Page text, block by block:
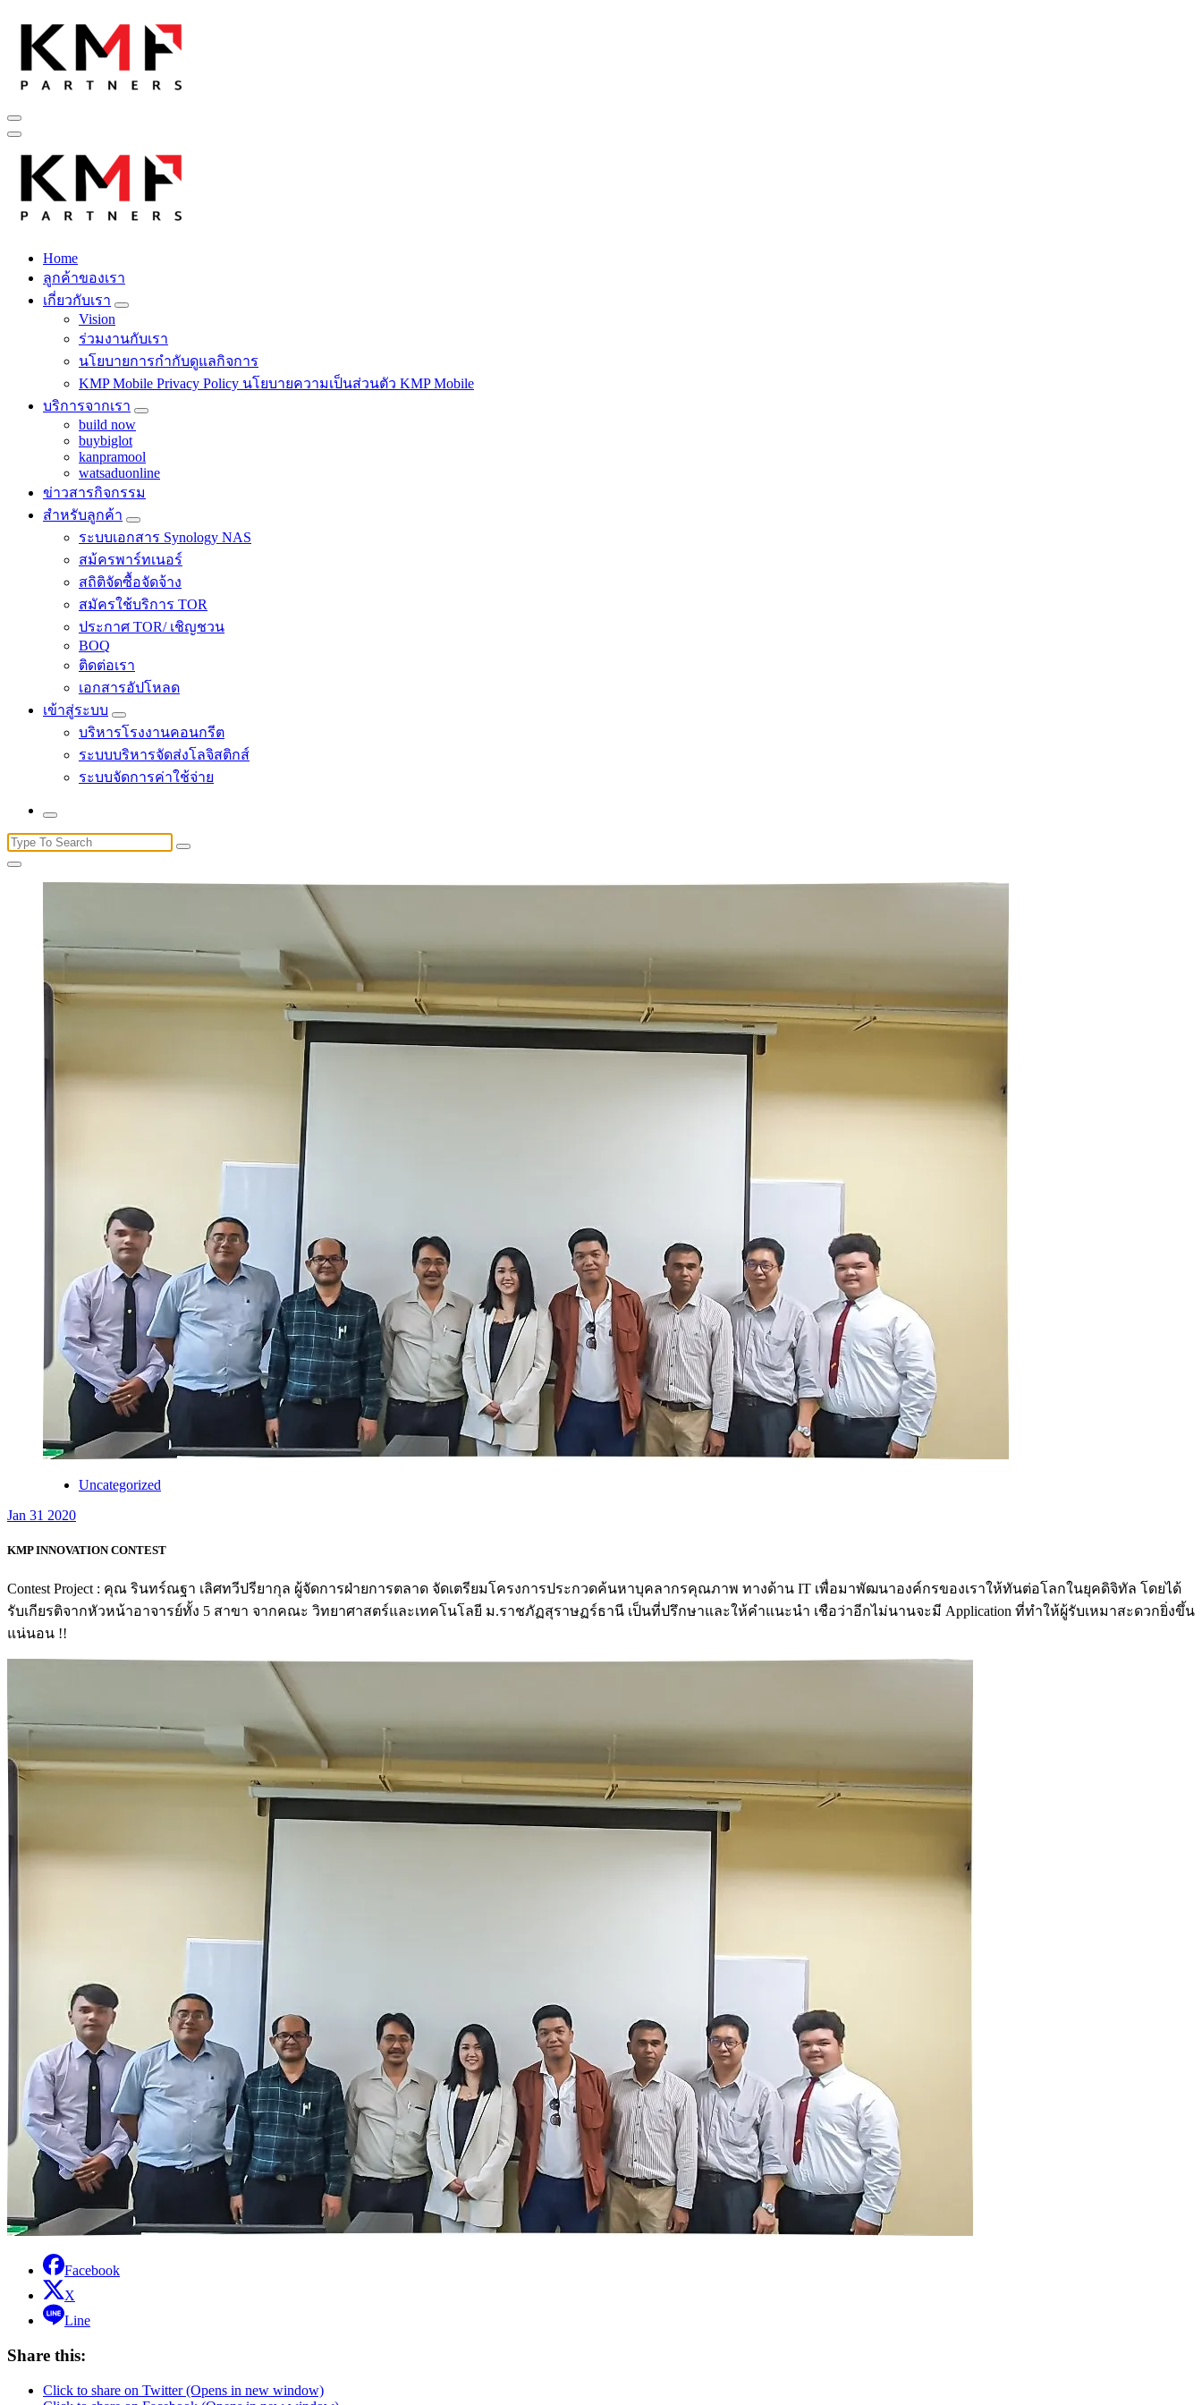
content
Fintech สำหรับวงการรับเหมาก่อสร้าง สู่อนาคตที่ดีกว่าไปพร้อมกับเรา เพราะโอกาสรอไม่ได้
Fintech สำหรับวงการรับเหมาก่อสร้าง สู่อนาคตที่ดีกว่าไปพร้อมกับเรา เพราะโอกาสรอไม่ได้
Home
ลูกค้าของเรา
เกี่ยวกับเรา
Vision
ร่วมงานกับเรา
นโยบายการกำกับดูแลกิจการ
KMP Mobile Privacy Policy นโยบายความเป็นส่วนตัว KMP Mobile
บริการจากเรา
build now
buybiglot
kanpramool
watsaduonline
ข่าวสารกิจกรรม
สำหรับลูกค้า
ระบบเอกสาร Synology NAS
สม้ครพาร์ทเนอร์
สถิติจัดซื้อจัดจ้าง
สมัครใช้บริการ TOR
ประกาศ TOR/ เชิญชวน
BOQ
ติดต่อเรา
เอกสารอัปโหลด
เข้าสู่ระบบ
บริหารโรงงานคอนกรีต
ระบบบริหารจัดส่งโลจิสติกส์
ระบบจัดการค่าใช้จ่าย
Search
for:
Uncategorized
Jan 31 2020
KMP INNOVATION CONTEST
Contest Project : คุณ รินทร์ณฐา เลิศทวีปรียากุล ผู้จัดการฝ่ายการตลาด จัดเตรียมโครงการประกวดค้นหาบุคลากรคุณภาพ ทางด้าน IT เพื่อมาพัฒนาองค์กรของเราให้ทันต่อโลกในยุคดิจิทัล โดยได้
รับเกียรติจากหัวหน้าอาจารย์ทั้ง 5 สาขา จากคณะ วิทยาศาสตร์และเทคโนโลยี ม.ราชภัฏสุราษฏร์ธานี เป็นที่ปรึกษาและให้คำแนะนำ เชือว่าอีกไม่นานจะมี Application ที่ทำให้ผู้รับเหมาสะดวกยิ่งขึ้น
แน่นอน !!
Facebook
X
Line
Share this:
Click to share on Twitter (Opens in new window)